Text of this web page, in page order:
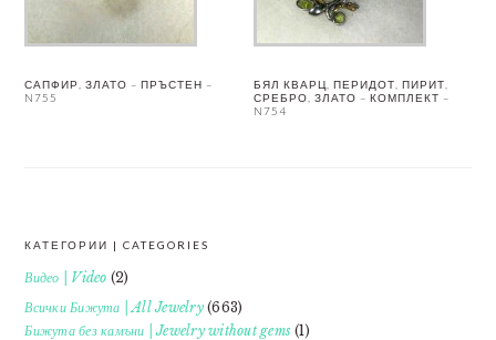
САПФИР, ЗЛАТО – ПРЪСТЕН –
N755
БЯЛ КВАРЦ, ПЕРИДОТ, ПИРИТ,
СРЕБРО, ЗЛАТО – КОМПЛЕКТ –
N754
FOOTER
КАТЕГОРИИ | CATEGORIES
Видео | Video (2)
Всички Бижута | All Jewelry(663)
Бижута без камъни | Jewelry without gems (1)